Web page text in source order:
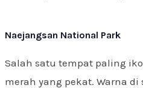
Naejangsan National Park
Salah satu tempat paling
merah yang pekat. Warna